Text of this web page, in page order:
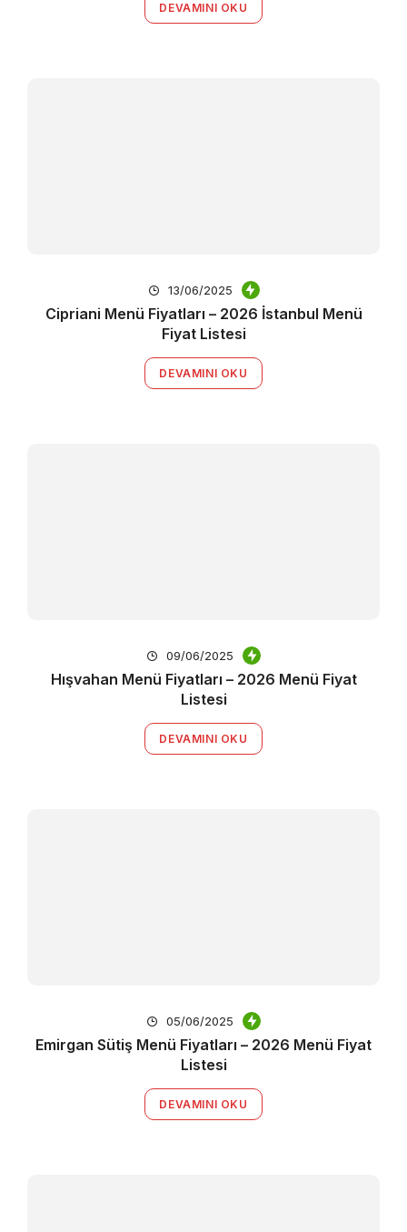
DEVAMINI OKU
13/06/2025
Cipriani Menü Fiyatları – 2026 İstanbul Menü
Fiyat Listesi
DEVAMINI OKU
09/06/2025
Hışvahan Menü Fiyatları – 2026 Menü Fiyat
Listesi
DEVAMINI OKU
05/06/2025
Emirgan Sütiş Menü Fiyatları – 2026 Menü Fiyat
Listesi
DEVAMINI OKU